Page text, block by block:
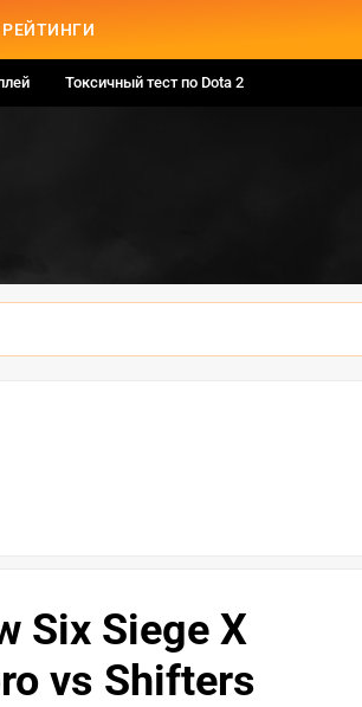
РЕЙТИНГИ
Токсичный тест по Dota 2
Six Siege X
vs Shifters